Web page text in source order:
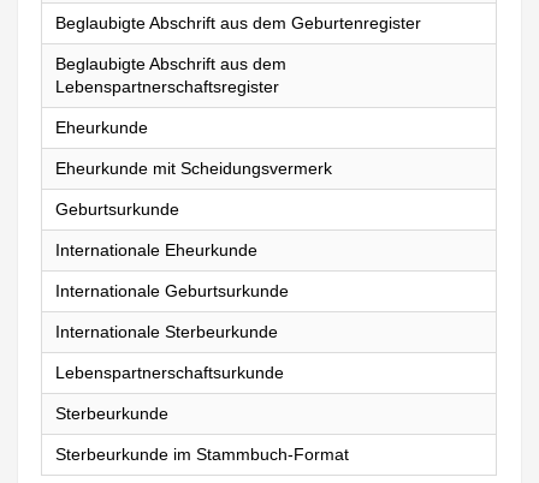
Beglaubigte Abschrift aus dem Geburtenregister
Beglaubigte Abschrift aus dem
Lebenspartnerschaftsregister
Eheurkunde
Eheurkunde mit Scheidungsvermerk
Geburtsurkunde
Internationale Eheurkunde
Internationale Geburtsurkunde
Internationale Sterbeurkunde
Lebenspartnerschaftsurkunde
Sterbeurkunde
Sterbeurkunde im Stammbuch-Format